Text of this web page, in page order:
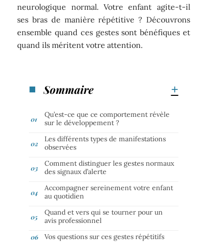
neurologique normal. Votre enfant agite-t-il
ses bras de manière répétitive ? Découvrons
ensemble quand ces gestes sont bénéfiques et
quand ils méritent votre attention.
Sommaire
Qu’est-ce que ce comportement révèle
sur le développement ?
Les différents types de manifestations
observées
Comment distinguer les gestes normaux
des signaux d’alerte
Accompagner sereinement votre enfant
au quotidien
Quand et vers qui se tourner pour un
avis professionnel
Vos questions sur ces gestes répétitifs